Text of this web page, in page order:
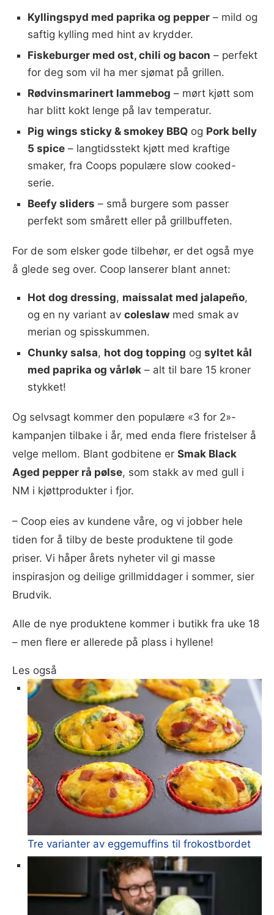
Kyllingspyd med paprika og pepper – mild og
saftig kylling med hint av krydder.
Fiskeburger med ost, chili og bacon – perfekt
for deg som vil ha mer sjømat på grillen.
Rødvinsmarinert lammebog – mørt kjøtt som
har blitt kokt lenge på lav temperatur.
Pig wings sticky & smokey BBQ og Pork belly
5 spice – langtidsstekt kjøtt med kraftige
smaker, fra Coops populære slow cooked-
serie.
Beefy sliders – små burgere som passer
perfekt som smårett eller på grillbuffeten.
For de som elsker gode tilbehør, er det også mye
å glede seg over. Coop lanserer blant annet:
Hot dog dressing, maissalat med jalapeño,
og en ny variant av coleslaw med smak av
merian og spisskummen.
Chunky salsa, hot dog topping og syltet kål
med paprika og vårløk – alt til bare 15 kroner
stykket!
Og selvsagt kommer den populære «3 for 2»-
kampanjen tilbake i år, med enda flere fristelser å
velge mellom. Blant godbitene er Smak Black
Aged pepper rå pølse, som stakk av med gull i
NM i kjøttprodukter i fjor.
– Coop eies av kundene våre, og vi jobber hele
tiden for å tilby de beste produktene til gode
priser. Vi håper årets nyheter vil gi masse
inspirasjon og deilige grillmiddager i sommer, sier
Brudvik.
Alle de nye produktene kommer i butikk fra uke 18
– men flere er allerede på plass i hyllene!
Les også
Tre varianter av eggemuffins til frokostbordet